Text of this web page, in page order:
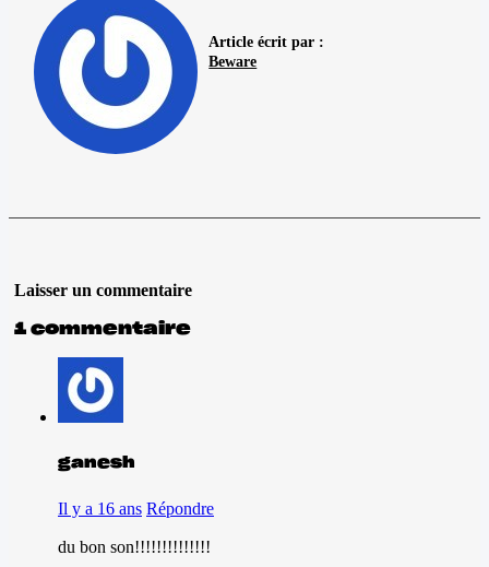
Article écrit par :
Beware
Laisser un commentaire
1 commentaire
ganesh
Il y a 16 ans Répondre
du bon son!!!!!!!!!!!!!!